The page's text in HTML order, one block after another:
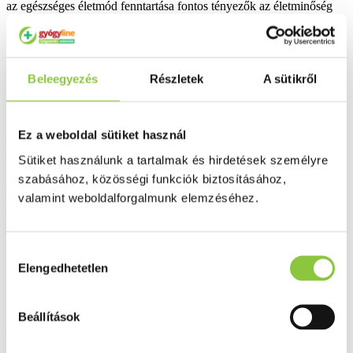
Beleegyezés Részletek A sütikről
Ez a weboldal sütiket használ
Sütiket használunk a tartalmak és hirdetések személyre
szabásához, közösségi funkciók biztosításához,
valamint weboldalforgalmunk elemzéséhez.
kiválasztása
Elengedhetetlen
Beállítások
az egészséges életmód fenntartása fontos tényezők az életminőség
Tárolás: Gyermekek elől elzárva tartandó!. Tárolja sötét, száraz
helyen, 25°C alatt.
Összetevők (1 tasakban): D-mannóz, hordozóanyag
(gumiarábikum), rozella ( Hibiscus sabdariffa L.) virágának kivonata
Prunus
cerasus L.)szárának kivonata, savanyúságot szabályozó anyag
(citromsav), lesülést gátló anyag (rizsrost), édesítőszer (szukralóz),
Hatóanyagok 1 tasakban/%NRV* 2
D-mannóz 2000 mg/**